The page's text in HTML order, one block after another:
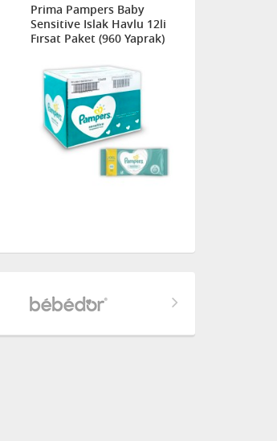
Prima Pampers Baby
Sensitive Islak Havlu 12li
Fırsat Paket (960 Yaprak)